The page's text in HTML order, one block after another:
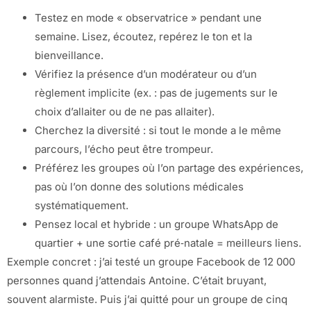
Testez en mode « observatrice » pendant une
semaine. Lisez, écoutez, repérez le ton et la
bienveillance.
Vérifiez la présence d’un modérateur ou d’un
règlement implicite (ex. : pas de jugements sur le
choix d’allaiter ou de ne pas allaiter).
Cherchez la diversité : si tout le monde a le même
parcours, l’écho peut être trompeur.
Préférez les groupes où l’on partage des expériences,
pas où l’on donne des solutions médicales
systématiquement.
Pensez local et hybride : un groupe WhatsApp de
quartier + une sortie café pré‑natale = meilleurs liens.
Exemple concret : j’ai testé un groupe Facebook de 12 000
personnes quand j’attendais Antoine. C’était bruyant,
souvent alarmiste. Puis j’ai quitté pour un groupe de cinq